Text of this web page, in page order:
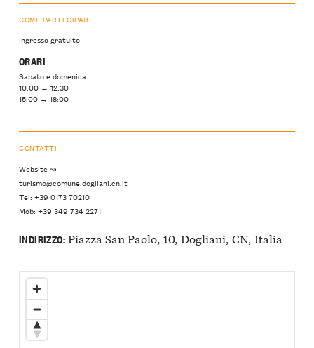
COME PARTECIPARE
Ingresso gratuito
ORARI
Sabato e domenica
10:00 → 12:30
15:00 → 18:00
CONTATTI
Website ↝
turismo@comune.dogliani.cn.it
Tel: +39 0173 70210
Mob: +39 349 734 2271
INDIRIZZO:Piazza San Paolo, 10, Dogliani, CN, Italia